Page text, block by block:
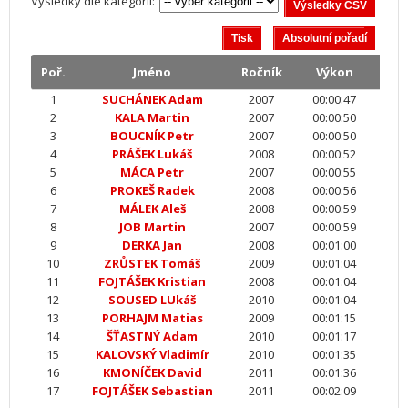
Poř. Jméno Ročník
Výkon
1
SUCHÁNEK Adam 2007
00:00:47
2
KALA Martin 2007
00:00:50
3
BOUCNÍK Petr 2007
00:00:50
4
PRÁŠEK Lukáš 2008
00:00:52
5
MÁCA Petr 2007
00:00:55
6
PROKEŠ Radek 2008
00:00:56
7
MÁLEK Aleš 2008
00:00:59
8
JOB Martin 2007
00:00:59
9
DERKA Jan 2008
00:01:00
10
ZRŮSTEK Tomáš 2009
00:01:04
11
FOJTÁŠEK Kristian 2008
00:01:04
12
SOUSED LUkáš 2010
00:01:04
13
PORHAJM Matias 2009
00:01:15
14
ŠŤASTNÝ Adam 2010
00:01:17
15
KALOVSKÝ Vladimír 2010
00:01:35
16
KMONÍČEK David 2011
00:01:36
17
FOJTÁŠEK Sebastian 2011 00:02:09